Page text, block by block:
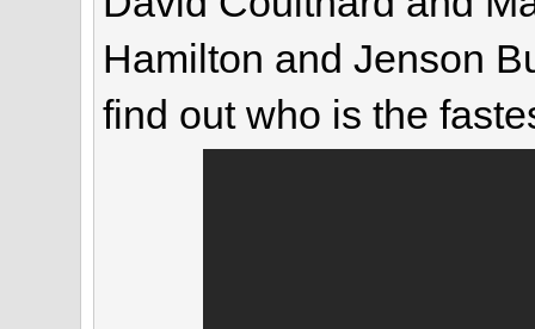
Hamilton and Jenson
find out who is the